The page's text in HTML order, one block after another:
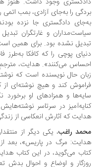
را به‌جای آزادی، بمب اتمی را
دادگستری جا نزده بودند،
و غارتگران تبدیل به
نشده بود. برای همین است که
پوچی را که کافکا به‌طرز
می‌کنند». هدایت، مترجمِ
حال نویسنده است که نوشته شده
کند و هیچ نوشته‌ای از
و همزادهای او برخورد
در سرتاسر نوشته‌هایش
که آثارش انعکاسی از زندگی
راغب، یکی دیگر از منتقدان
مرگ در پاریس»، بعد از
می‌گوید، در این کتاب هدایت
و اوضاع ‌و احوال بدش تعریف